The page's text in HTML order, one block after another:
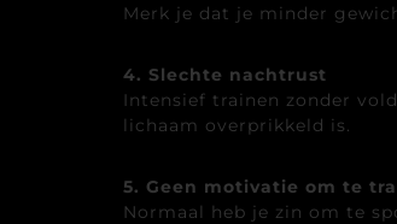
Merk je dat je minder
4. Slechte nachtrust
Intensief trainen zonder
lichaam overprikkeld is.
5. Geen motivatie om te
Normaal heb je zin om te